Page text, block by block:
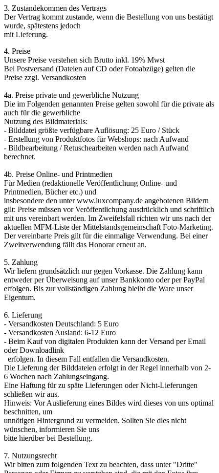
3. Zustandekommen des Vertrags
Der Vertrag kommt zustande, wenn die Bestellung von uns bestätigt
wurde, spätestens jedoch
mit Lieferung.
4. Preise
Unsere Preise verstehen sich Brutto inkl. 19% Mwst
Bei Postversand (Dateien auf CD oder Fotoabzüge) gelten die
Preise zzgl. Versandkosten
4a. Preise private und gewerbliche Nutzung
Die im Folgenden genannten Preise gelten sowohl für die private als
auch für die gewerbliche
Nutzung des Bildmaterials:
- Bilddatei größte verfügbare Auflösung: 25 Euro / Stück
- Erstellung von Produktfotos für Webshops: nach Aufwand
- Bildbearbeitung / Retuschearbeiten werden nach Aufwand
berechnet.
4b. Preise Online- und Printmedien
Für Medien (redaktionelle Veröffentlichung Online- und
Printmedien, Bücher etc.) und
insbesondere den unter www.luxcompany.de angebotenen Bildern
gilt: Preise müssen vor Veröffentlichung ausdrücklich und schriftlich
mit uns vereinbart werden. Im Zweifelsfall richten wir uns nach der
aktuellen MFM-Liste der Mittelstandsgemeinschaft Foto-Marketing.
Der vereinbarte Preis gilt für die einmalige Verwendung. Bei einer
Zweitverwendung fällt das Honorar erneut an.
5. Zahlung
Wir liefern grundsätzlich nur gegen Vorkasse. Die Zahlung kann
entweder per Überweisung auf unser Bankkonto oder per PayPal
erfolgen. Bis zur vollständigen Zahlung bleibt die Ware unser
Eigentum.
6. Lieferung
- Versandkosten Deutschland: 5 Euro
- Versandkosten Ausland: 6-12 Euro
- Beim Kauf von digitalen Produkten kann der Versand per Email
oder Downloadlink
erfolgen. In diesem Fall entfallen die Versandkosten.
Die Lieferung der Bilddateien erfolgt in der Regel innerhalb von 2-
6 Wochen nach Zahlungseingang.
Eine Haftung für zu späte Lieferungen oder Nicht-Lieferungen
schließen wir aus.
Hinweis: Vor Auslieferung eines Bildes wird dieses von uns optimal
beschnitten, um
unnötigen Hintergrund zu vermeiden. Sollten Sie dies nicht
wünschen, informieren Sie uns
bitte hierüber bei Bestellung.
7. Nutzungsrecht
Wir bitten zum folgenden Text zu beachten, dass unter "Dritte"